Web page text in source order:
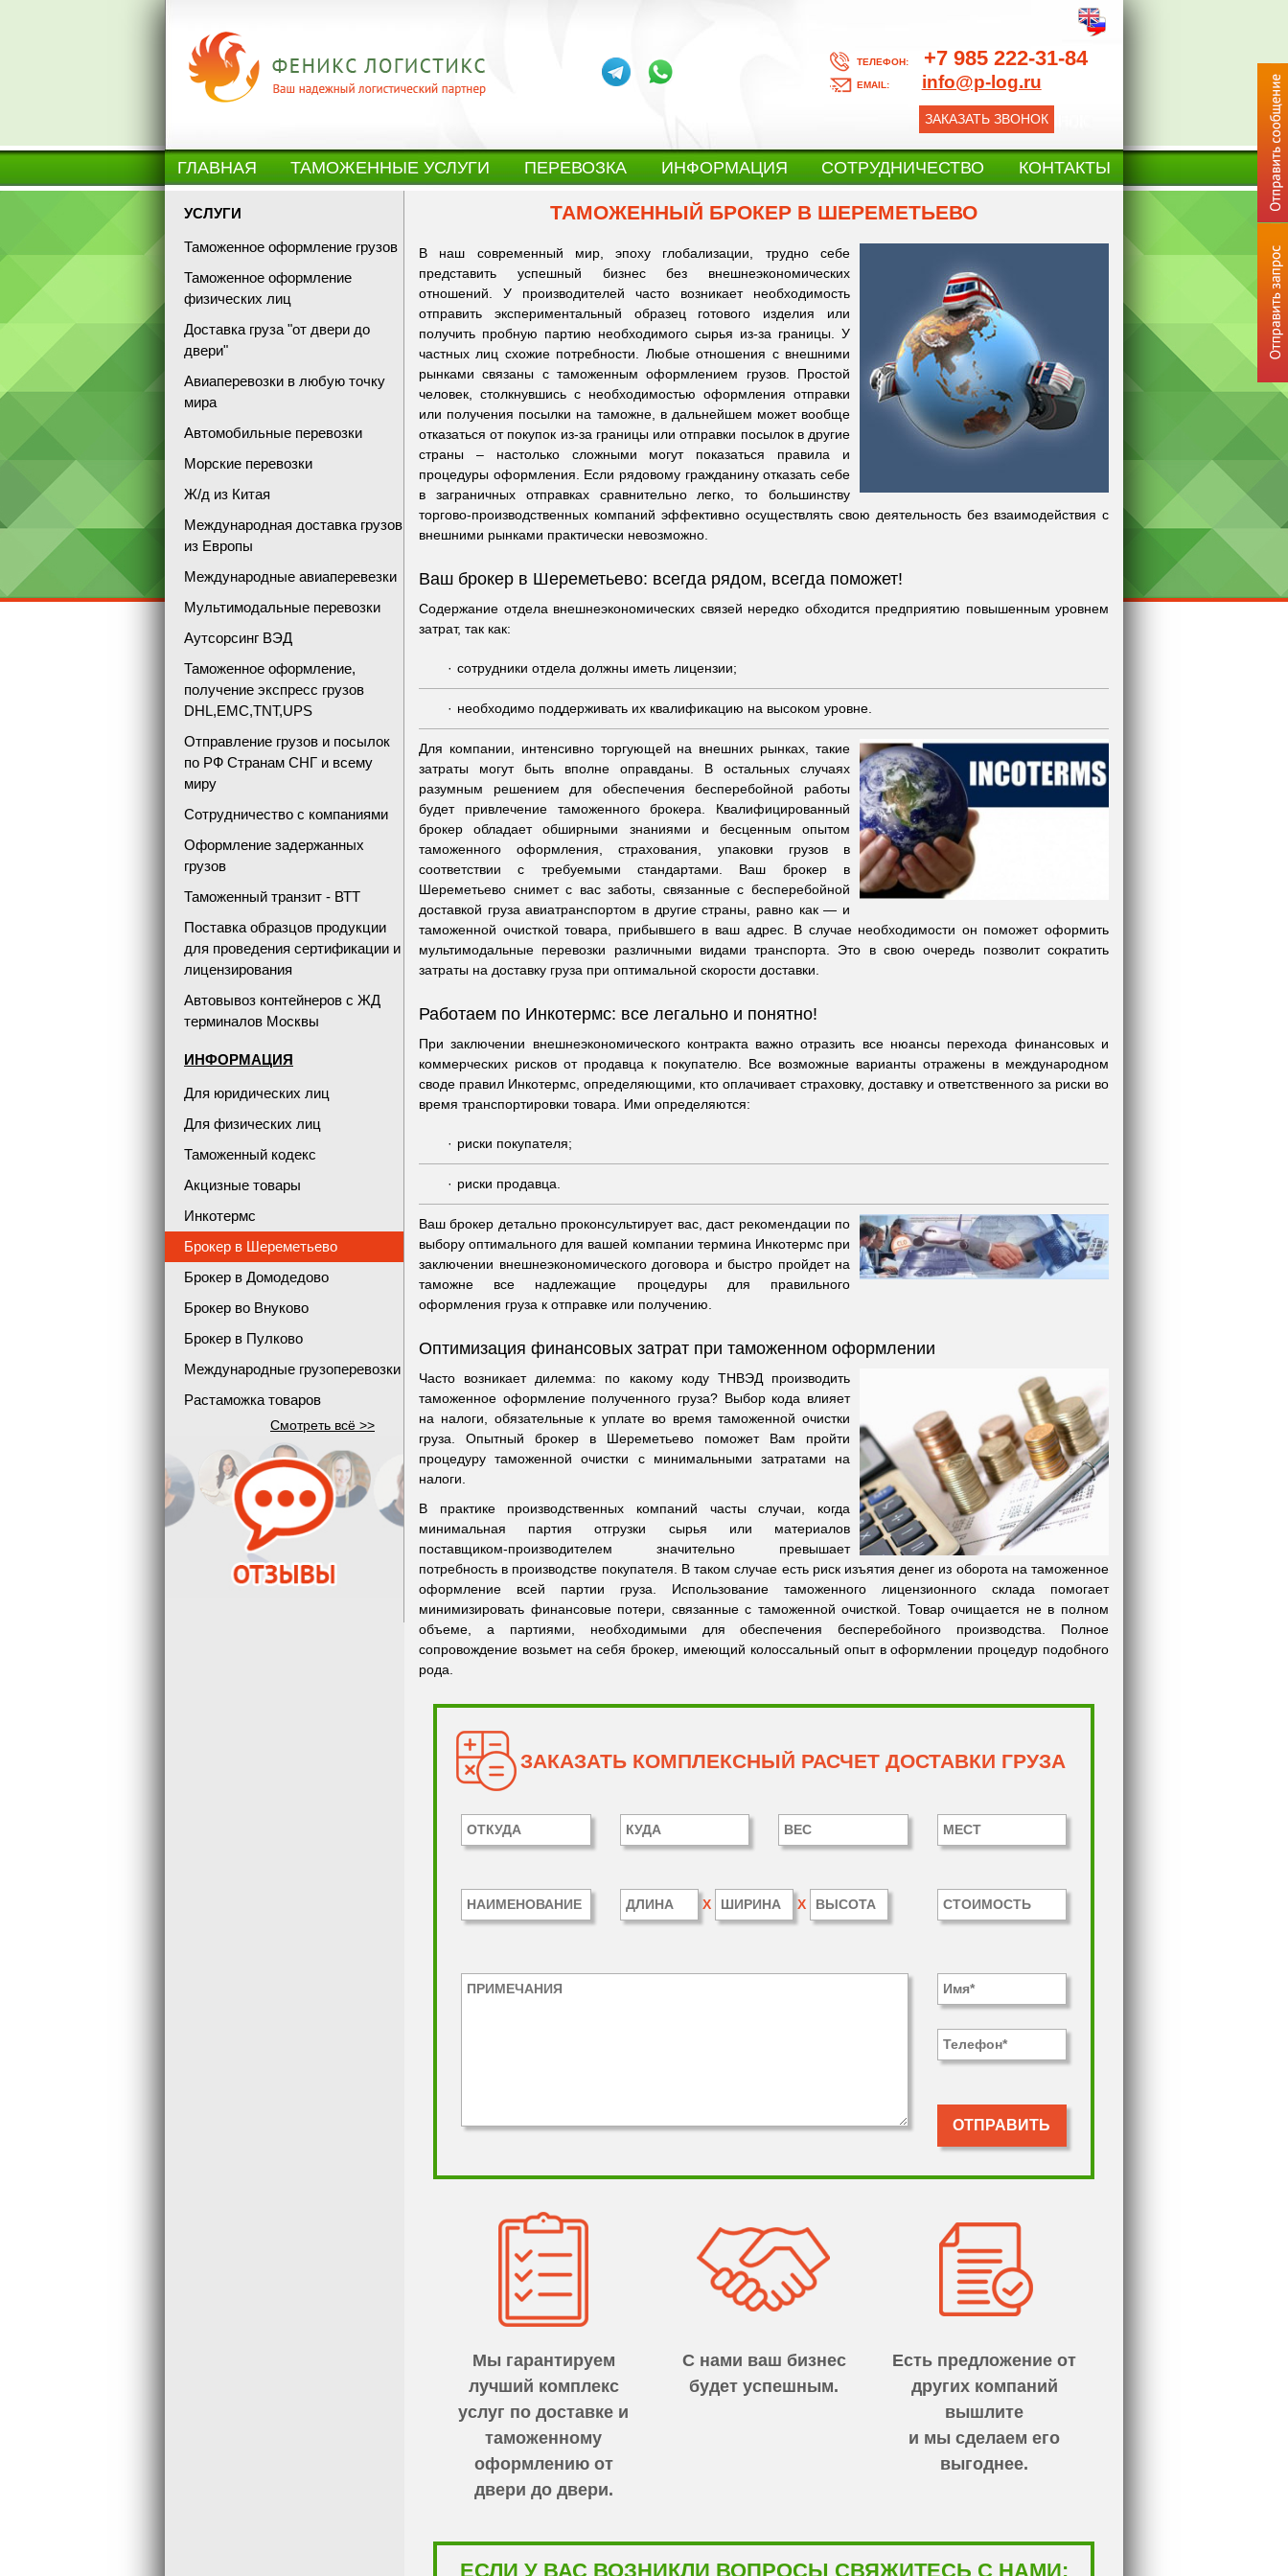
ТЕЛЕФОН: +7 985 222-31-84
EMAIL: info@p-log.ru
ЗАКАЗАТЬ ЗВОНОК
ГЛАВНАЯ ТАМОЖЕННЫЕ УСЛУГИ ПЕРЕВОЗКА ИНФОРМАЦИЯ СОТРУДНИЧЕСТВО КОНТАКТЫ
УСЛУГИ
Таможенное оформление грузов
Таможенное оформление
физических лиц
Доставка груза "от двери до
двери"
Авиаперевозки в любую точку
мира
Автомобильные перевозки
Морские перевозки
Ж/д из Китая
Международная доставка грузов
из Европы
Международные авиаперевезки
Мультимодальные перевозки
Аутсорсинг ВЭД
Таможенное оформление,
получение экспресс грузов
DHL,EMC,TNT,UPS
Отправление грузов и посылок
по РФ Странам СНГ и всему
миру
Сотрудничество с компаниями
Оформление задержанных
грузов
Таможенный транзит - ВТТ
Поставка образцов продукции
для проведения сертификации и
лицензирования
Автовывоз контейнеров с ЖД
терминалов Москвы
ИНФОРМАЦИЯ
Для юридических лиц
Для физических лиц
Таможенный кодекс
Акцизные товары
Инкотермс
Брокер в Шереметьево
Брокер в Домодедово
Брокер во Внуково
Брокер в Пулково
Международные грузоперевозки
Растаможка товаров
Смотреть всё >>
ТАМОЖЕННЫЙ БРОКЕР В ШЕРЕМЕТЬЕВО
В наш современный мир, эпоху глобализации, трудно себе
представить успешный бизнес без внешнеэкономических
отношений. У производителей часто возникает необходимость
отправить экспериментальный образец готового изделия или
получить пробную партию необходимого сырья из-за границы. У
частных лиц схожие потребности. Любые отношения с внешними
рынками связаны с таможенным оформлением грузов. Простой
человек, столкнувшись с необходимостью оформления отправки
или получения посылки на таможне, в дальнейшем может вообще
отказаться от покупок из-за границы или отправки посылок в другие
страны – настолько сложными могут показаться правила и
процедуры оформления. Если рядовому гражданину отказать себе
в заграничных отправках сравнительно легко, то большинству
торгово-производственных компаний эффективно осуществлять свою деятельность без взаимодействия с
внешними рынками практически невозможно.
Ваш брокер в Шереметьево: всегда рядом, всегда поможет!
Содержание отдела внешнеэкономических связей нередко обходится предприятию повышенным уровнем
затрат, так как:
сотрудники отдела должны иметь лицензии;
необходимо поддерживать их квалификацию на высоком уровне.
Для компании, интенсивно торгующей на внешних рынках, такие
затраты могут быть вполне оправданы. В остальных случаях
разумным решением для обеспечения бесперебойной работы
будет привлечение таможенного брокера. Квалифицированный
брокер обладает обширными знаниями и бесценным опытом
таможенного оформления, страхования, упаковки грузов в
соответствии с требуемыми стандартами. Ваш брокер в
Шереметьево снимет с вас заботы, связанные с бесперебойной
доставкой груза авиатранспортом в другие страны, равно как — и
таможенной очисткой товара, прибывшего в ваш адрес. В случае необходимости он поможет оформить
мультимодальные перевозки различными видами транспорта. Это в свою очередь позволит сократить
затраты на доставку груза при оптимальной скорости доставки.
Работаем по Инкотермс: все легально и понятно!
При заключении внешнеэкономического контракта важно отразить все нюансы перехода финансовых и
коммерческих рисков от продавца к покупателю. Все возможные варианты отражены в международном
своде правил Инкотермс, определяющими, кто оплачивает страховку, доставку и ответственного за риски во
время транспортировки товара. Ими определяются:
риски покупателя;
риски продавца.
Ваш брокер детально проконсультирует вас, даст рекомендации по
выбору оптимального для вашей компании термина Инкотермс при
заключении внешнеэкономического договора и быстро пройдет на
таможне все надлежащие процедуры для правильного
оформления груза к отправке или получению.
Оптимизация финансовых затрат при таможенном оформлении
Часто возникает дилемма: по какому коду ТНВЭД производить
таможенное оформление полученного груза? Выбор кода влияет
на налоги, обязательные к уплате во время таможенной очистки
груза. Опытный брокер в Шереметьево поможет Вам пройти
процедуру таможенной очистки с минимальными затратами на
налоги.
В практике производственных компаний часты случаи, когда
минимальная партия отгрузки сырья или материалов
поставщиком-производителем значительно превышает
потребность в производстве покупателя. В таком случае есть риск изъятия денег из оборота на таможенное
оформление всей партии груза. Использование таможенного лицензионного склада помогает
минимизировать финансовые потери, связанные с таможенной очисткой. Товар очищается не в полном
объеме, а партиями, необходимыми для обеспечения бесперебойного производства. Полное
сопровождение возьмет на себя брокер, имеющий колоссальный опыт в оформлении процедур подобного
рода.
ЗАКАЗАТЬ КОМПЛЕКСНЫЙ РАСЧЕТ ДОСТАВКИ ГРУЗА
X X
Мы гарантируем
лучший комплекс
услуг по доставке и
таможенному
оформлению от
двери до двери.
С нами ваш бизнес
будет успешным.
Есть предложение от
других компаний
вышлите
и мы сделаем его
выгоднее.
ЕСЛИ У ВАС ВОЗНИКЛИ ВОПРОСЫ СВЯЖИТЕСЬ С НАМИ: